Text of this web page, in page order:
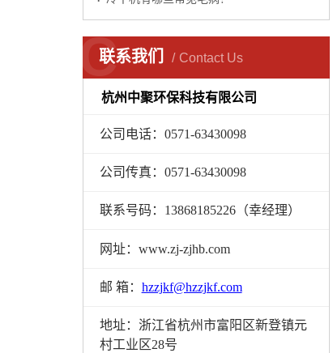
联系我们 Contact Us
C
杭州中聚环保科技有限公司
公司电话：0571-63430098
公司传真：0571-63430098
联系号码：13868185226（幸经理）
网址：www.zj-zjhb.com
邮 箱： hzzjkf@hzzjkf.com
地址：浙江省杭州市富阳区新登镇元
村工业区28号